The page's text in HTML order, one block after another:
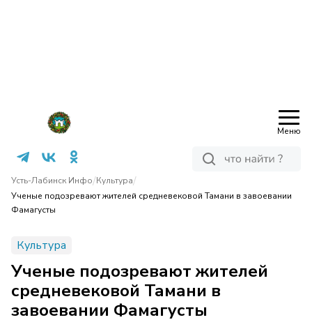
Меню
Усть-Лабинск Инфо/Культура/
Ученые подозревают жителей средневековой Тамани в завоевании
Фамагусты
Культура
Ученые подозревают жителей
средневековой Тамани в
завоевании Фамагусты